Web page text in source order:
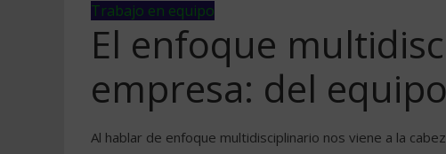
Trabajo en equipo
El enfoque
empresa: del
Al hablar de enfoque multidisciplinario nos viene a la